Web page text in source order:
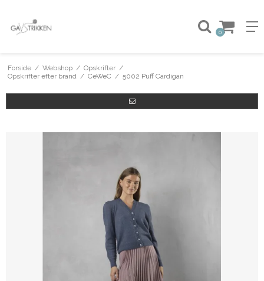
0
Forside / Webshop / Opskrifter /
Opskrifter efter brand / CeWeC / 5002 Puff Cardigan